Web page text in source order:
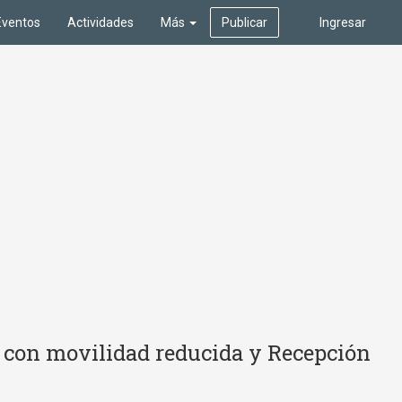
Ingresar
Actividades Más Publicar
movilidad reducida y Recepción